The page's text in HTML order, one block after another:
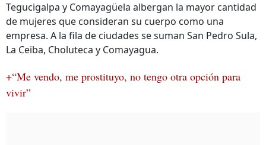
Tegucigalpa y Comayagüela albergan la mayor cantidad
de mujeres que consideran su cuerpo como una
empresa. A la fila de ciudades se suman San Pedro Sula,
La Ceiba, Choluteca y Comayagua.
+“Me vendo, me prostituyo, no tengo otra opción para
vivir”